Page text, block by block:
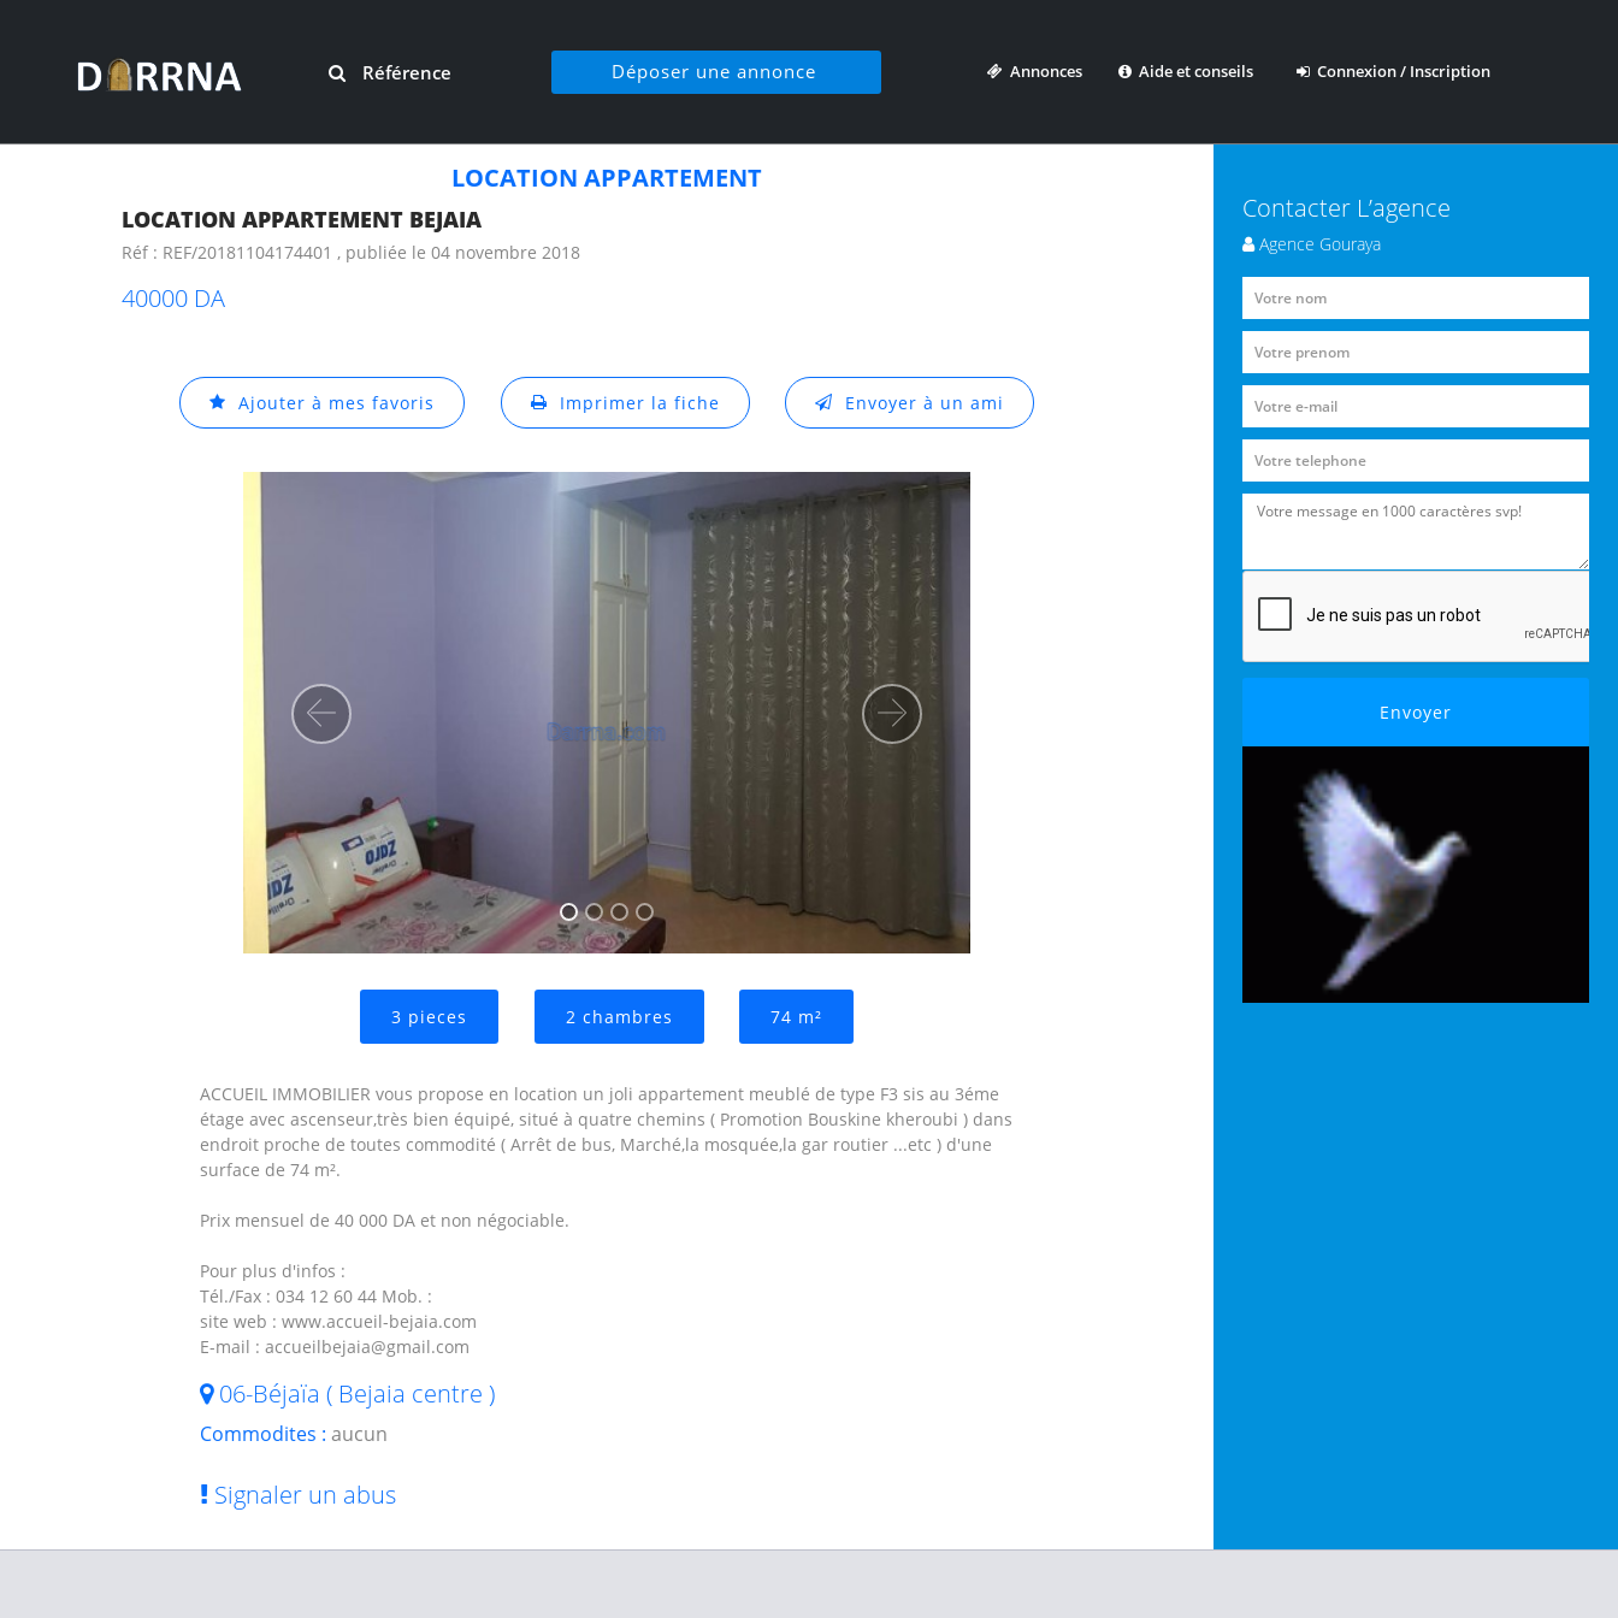
Référence Déposer une annonce Annonces Aide et conseils Connexion / Inscription
LOCATION APPARTEMENT
LOCATION APPARTEMENT BEJAIA
Réf : REF/20181104174401 , publiée le 04 novembre 2018
40000 DA
Ajouter à mes favoris Imprimer la fiche Envoyer à un ami
Precedent Suivant
3 pieces 2 chambres 74 m²
ACCUEIL IMMOBILIER vous propose en location un joli appartement meublé de type F3 sis au 3éme
étage avec ascenseur,très bien équipé, situé à quatre chemins ( Promotion Bouskine kheroubi ) dans
endroit proche de toutes commodité ( Arrêt de bus, Marché,la mosquée,la gar routier ...etc ) d'une
surface de 74 m².
Prix mensuel de 40 000 DA et non négociable.
Pour plus d'infos :
Tél./Fax : 034 12 60 44 Mob. :
site web : www.accueil-bejaia.com
E-mail : accueilbejaia@gmail.com
06-Béjaïa ( Bejaia centre )
Commodites :aucun
Signaler un abus
Contacter L’agence
Agence Gouraya
Envoyer